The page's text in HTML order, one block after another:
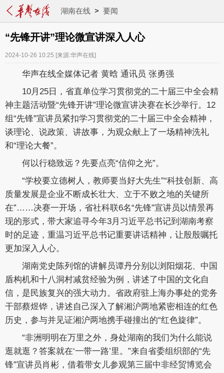
湖南在线> 要闻
“先锋开讲”理论微宣讲深入人心
2024-10-26 10:25 [来源:华声在线]
华声在线全媒体记者 黄晗 通讯员 张勇强
10月25日，省直单位学习贯彻党的二十届三中全会精
神主题活动暨“先锋开讲”理论微宣讲决赛在长沙举行。12
组“先锋”宣讲员紧扣学习贯彻党的二十届三中全会精神，
谈理论、说政策、讲故事，为观众献上了一场精神洗礼
和“理论大餐”。
何以行稳致远？先要点亮“信仰之光”。
“学校要立德树人，教师要当好大先生”“科技创新、高
质量发展是企业不断成长壮大、立于不败之地的关键所
在”……决赛一开场，省社科联6名“先锋”宣讲员以情景再
现的形式，带大家追寻今年3月习近平总书记到湖南考察
时的足迹，重温习近平总书记重要讲话精神，让殷殷嘱托
更加深入人心。
湖南党史陈列馆的讲解员谭丹分别以浏阳烟花、中国
盾构机和十八洞村减贫经验为例，讲述了中国的文化自
信，是民族复兴的强大动力。省政府驻上海办事处的党务
干部蔡煜铧，讲述自己深入了解湘沪两地紧密相连的红色
历史，参与并见证湘沪两地携手碰撞出的“红色旋律”。
“非洲明明在万里之外，身处湖南的我们为什么能说
逛就逛？答案就在‘一带一路’里。”来自省委组织部的“先
锋”宣讲员肖彬，借着带女儿参观第三届中非经贸博览会